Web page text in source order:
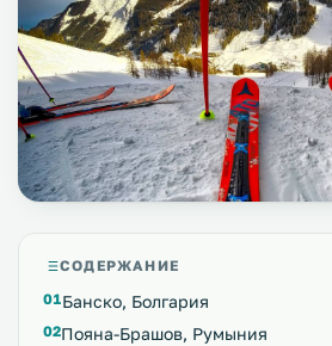
СОДЕРЖАНИЕ
Банско, Болгария
Пояна-Брашов, Румыния